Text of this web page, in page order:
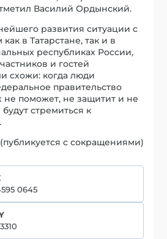
Василий Ордынский.
развития ситуации с
в Татарстане, так и в
республиках России,
и гостей
схожи: когда люди
правительство
не поможет, не защитит и не
будут стремиться к
с сокращениями)
0645